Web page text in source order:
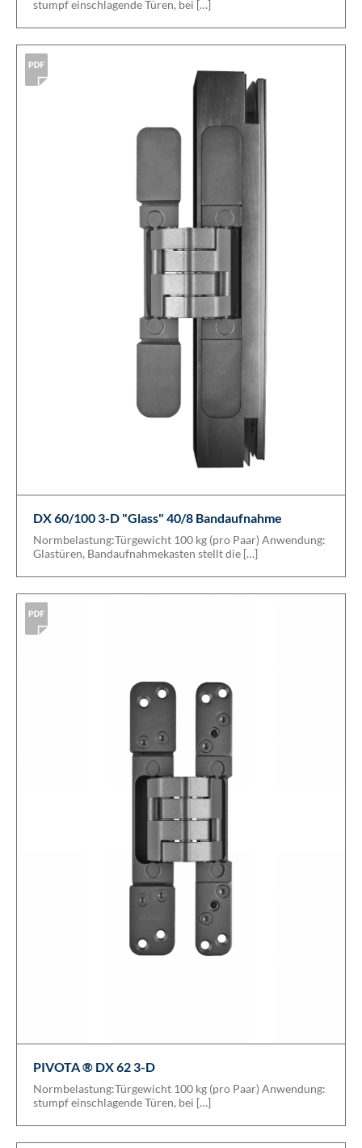
stumpf einschlagende Türen, bei […]
DX 60/100 3-D "Glass" 40/8 Bandaufnahme
Normbelastung:Türgewicht 100 kg (pro Paar) Anwendung:
Glastüren, Bandaufnahmekasten stellt die […]
PIVOTA ® DX 62 3-D
Normbelastung:Türgewicht 100 kg (pro Paar) Anwendung:
stumpf einschlagende Türen, bei […]